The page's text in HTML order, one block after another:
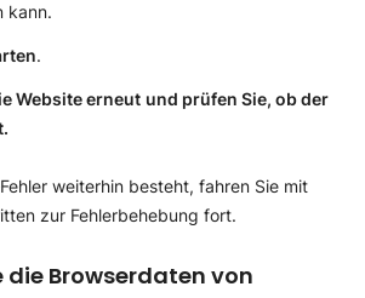
kann.
.
Website erneut und prüfen Sie, ob der
weiterhin besteht, fahren Sie mit
zur Fehlerbehebung fort.
die Browserdaten von